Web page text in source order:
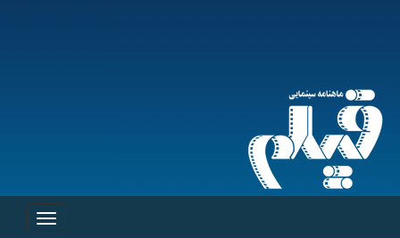
Toggle